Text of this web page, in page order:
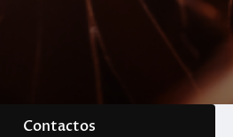
Contactos